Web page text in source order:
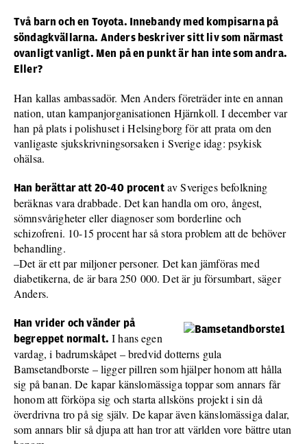
Två barn och en Toyota. Innebandy med kompisarna på
söndagkvällarna. Anders beskriver sitt liv som närmast
ovanligt vanligt. Men på en punkt är han inte som andra.
Eller?
Han kallas ambassadör. Men Anders företräder inte en annan
nation, utan kampanjorganisationen Hjärnkoll. I december var
han på plats i polishuset i Helsingborg för att prata om den
vanligaste sjukskrivningsorsaken i Sverige idag: psykisk
ohälsa.
Han berättar att 20-40 procentav Sveriges befolkning
beräknas vara drabbade. Det kan handla om oro, ångest,
sömnsvårigheter eller diagnoser som borderline och
schizofreni. 10-15 procent har så stora problem att de behöver
behandling.
–Det är ett par miljoner personer. Det kan jämföras med
diabetikerna, de är bara 250 000. Det är ju försumbart, säger
Anders.
Han vrider och vänder på
begreppet normalt. I hans egen
vardag, i badrumskåpet – bredvid dotterns gula
Bamsetandborste – ligger pillren som hjälper honom att hålla
sig på banan. De kapar känslomässiga toppar som annars får
honom att förköpa sig och starta allsköns projekt i sin då
överdrivna tro på sig själv. De kapar även känslomässiga dalar,
som annars blir så djupa att han tror att världen vore bättre utan